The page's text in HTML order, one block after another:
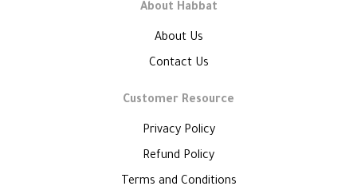
About Habbat
About Us
Contact Us
Customer Resource
Privacy Policy
Refund Policy
Terms and Conditions